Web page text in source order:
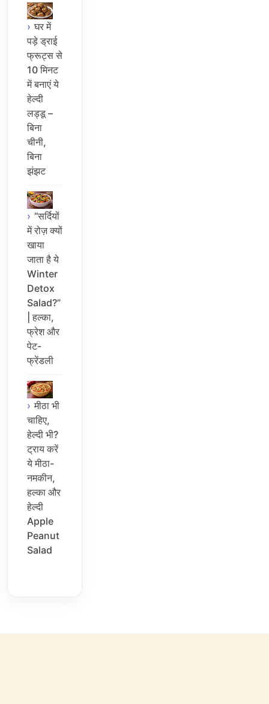
घर में
पड़े ड्राई
फ्रूट्स से
10 मिनट
में बनाएं ये
हेल्दी
लड्डू –
बिना
चीनी,
बिना
झंझट
“सर्दियों
में रोज़ क्यों
खाया
जाता है ये
Winter
Detox
Salad?”
| हल्का,
फ्रेश और
पेट-
फ्रेंडली
मीठा भी
चाहिए,
हेल्दी भी?
ट्राय करें
ये मीठा-
नमकीन,
हल्का और
हेल्दी
Apple
Peanut
Salad